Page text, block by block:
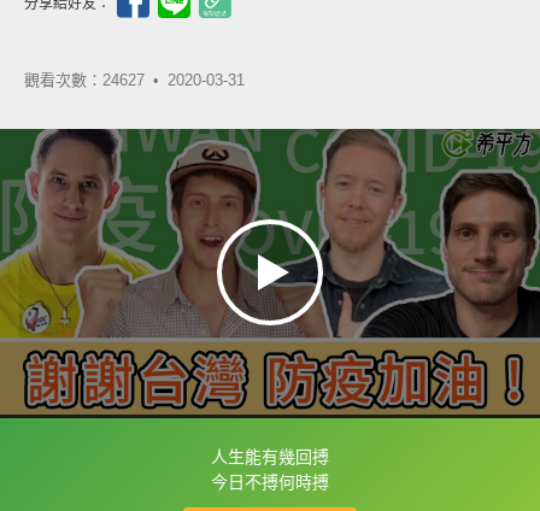
觀看次數：24627 • 2020-03-31
人生能有幾回搏
今日不搏何時搏
框選或點兩下字幕可以直接查字典喔！